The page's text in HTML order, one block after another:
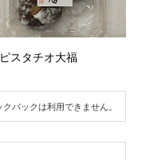
スタチオ大福
クバックは利用できません。